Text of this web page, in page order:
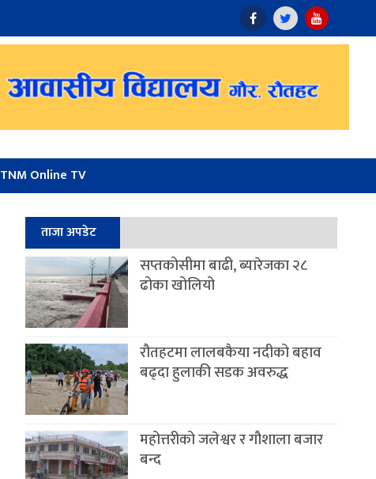
TNM Online TV
ताजा अपडेट
सप्तकोसीमा बाढी, ब्यारेजका २८
ढोका खोलियो
रौतहटमा लालबकैया नदीको बहाव
बढ्दा हुलाकी सडक अवरुद्ध
महोत्तरीको जलेश्वर र गौशाला बजार
बन्द